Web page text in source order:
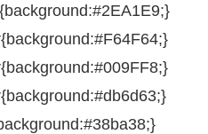
background:#2EA1E9;}
{background:#F64F64;}
{background:#009FF8;}
{background:#db6d63;}
:#38ba38;}